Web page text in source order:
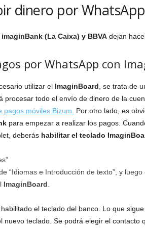
dinero por WhatsApp
imaginBank (La Caixa) y BBVA dejan
por WhatsApp con
utilizar el ImaginBoard , se trata de
procesar todo el envío de dinero de la
pagos móviles Bizum.
Por otro lado, es
para empezar a realizar los pagos.
deberás habilitar el teclado
“Idiomas e Introducción de texto”, y
ImaginBoard
el teclado del banco. Lo que
nuevo teclado. Se podrá elegir el contacto